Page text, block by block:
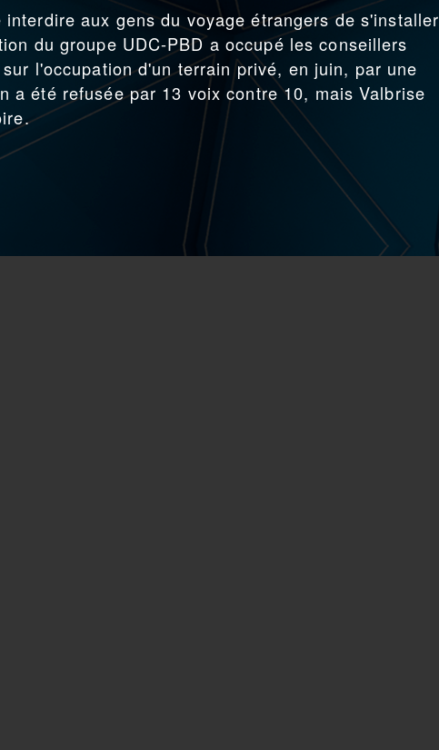
aux gens du voyage étrangers de s'installer
du groupe UDC-PBD a occupé les conseillers
l'occupation d'un terrain privé, en juin, par une
a été refusée par 13 voix contre 10, mais Valbrise